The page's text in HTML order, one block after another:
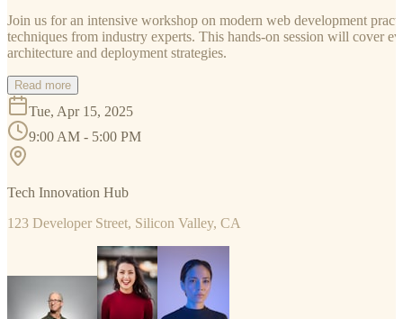
Join us for an intensive workshop on modern web development
techniques from industry experts. This hands-on session will cover
architecture and deployment strategies.
Read more
Tue, Apr 15, 2025
9:00 AM - 5:00 PM
Tech Innovation Hub
123 Developer Street, Silicon Valley, CA